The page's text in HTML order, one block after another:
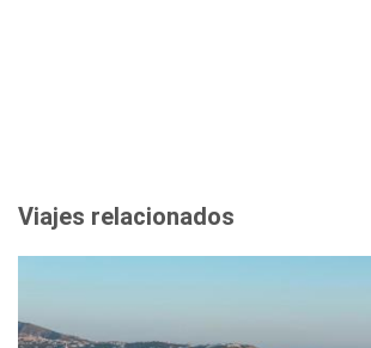
Viajes relacionados